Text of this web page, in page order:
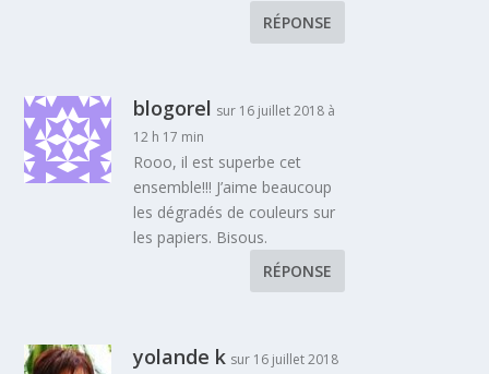
RÉPONSE
blogorel sur 16 juillet 2018 à
12 h 17 min
Rooo, il est superbe cet
ensemble!!! J’aime beaucoup
les dégradés de couleurs sur
les papiers. Bisous.
RÉPONSE
yolande k sur 16 juillet 2018